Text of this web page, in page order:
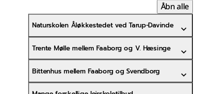
Åbn alle
Naturskolen Åløkkestedet ved Tarup-Davinde
Trente Mølle mellem Faaborg og V. Hæsinge
Bittenhus mellem Faaborg og Svendborg